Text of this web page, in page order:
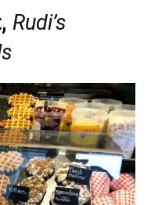
Rudi’s